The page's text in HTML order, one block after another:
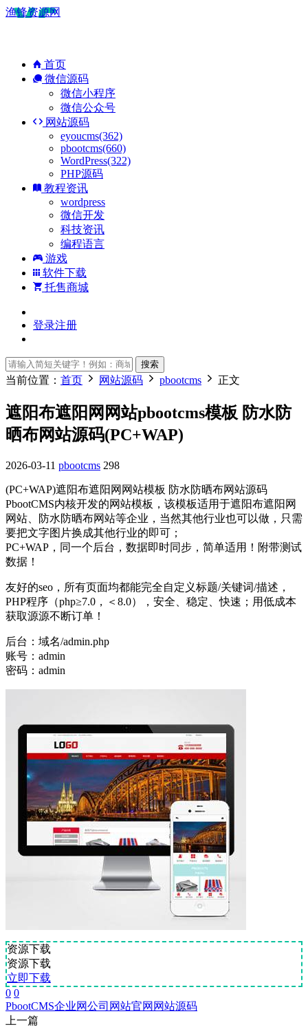
渔锋资源网
首页
微信源码
微信小程序
微信公众号
网站源码
eyoucms(362)
pbootcms(660)
WordPress(322)
PHP源码
教程资讯
wordpress
微信开发
科技资讯
编程语言
游戏
软件下载
托售商城
登录注册
搜索
当前位置： 首页 网站源码 pbootcms 正文
遮阳布遮阳网网站pbootcms模板 防水防
晒布网站源码(PC+WAP)
2026-03-11 pbootcms 298
(PC+WAP)遮阳布遮阳网网站模板 防水防晒布网站源码
PbootCMS内核开发的网站模板，该模板适用于遮阳布遮阳网
网站、防水防晒布网站等企业，当然其他行业也可以做，只需
要把文字图片换成其他行业的即可；
PC+WAP，同一个后台，数据即时同步，简单适用！附带测试
数据！
友好的seo，所有页面均都能完全自定义标题/关键词/描述，
PHP程序（php≥7.0，＜8.0），安全、稳定、快速；用低成本
获取源源不断订单！
后台：域名/admin.php
账号：admin
密码：admin
资源下载
资源下载
立即下载
0 0
PbootCMS企业网公司网站官网 网站源码
上一篇